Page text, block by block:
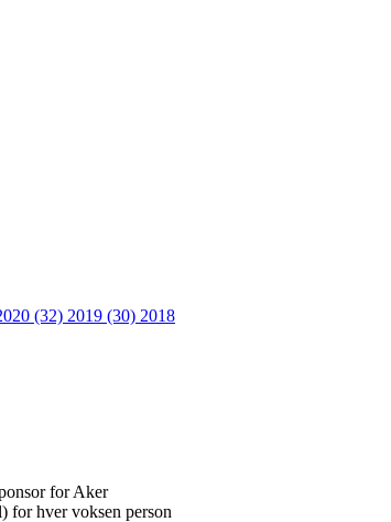
(32) 2019 (30) 2018
for Aker
for hver voksen person